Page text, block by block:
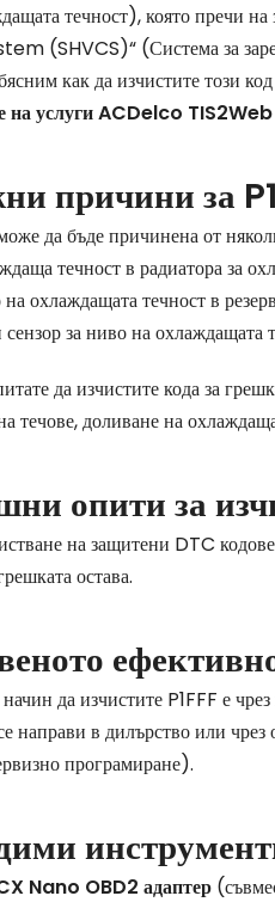
течност), която пречи
(SHVCS)“ (Система за
как да изчистите този код
на услуги ACDelco
причини за
да бъде причинена от
течност в радиатора за
охлаждащата течност в
за ниво на охлаждащата
да изчистите кода за
течове, доливане на
опити за
на защитени DTC
остава.
да изчистите P1FFF е
направи в дилърство или
програмиране).
Nano OBD2 адаптер